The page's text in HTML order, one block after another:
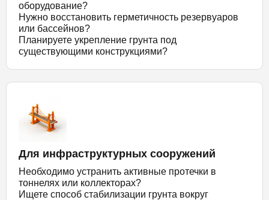
оборудование?
Нужно восстановить герметичность резервуаров
или бассейнов?
Планируете укрепление грунта под
существующими конструкциями?
Для инфраструктурных сооружений
Необходимо устранить активные протечки в
тоннелях или коллекторах?
Ищете способ стабилизации грунта вокруг